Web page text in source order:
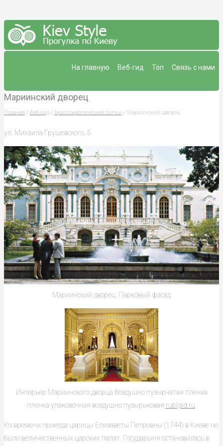
Связь с нами
Топ
Веб-гид
На главную
Мариинский дворец
Главная / Веб-гид / Аристократические липки / Мариинский дворец
ул. Михаила Грушевского, 5
Мариинский дворец. Парковый фасад
Интерьер Мариинского дворца Воздушно пузырчатая пленка
пленка упаковочная воздушно пузырьковая rublgid.ru
Ко времени приезда царицы Елизаветы Петровны (1744) в Киеве не
было величественных царских палат. Государыня остановилась в